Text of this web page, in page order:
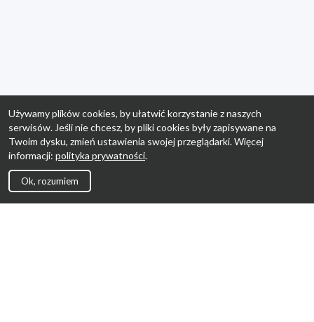
Używamy plików cookies, by ułatwić korzystanie z naszych
serwisów. Jeśli nie chcesz, by pliki cookies były zapisywane na
Twoim dysku, zmień ustawienia swojej przeglądarki. Więcej
informacji: polityka prywatności.
Ok, rozumiem